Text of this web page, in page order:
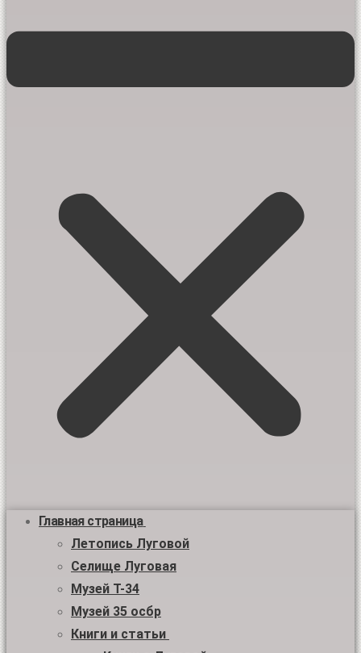
Главная страница
Летопись Луговой
Селище Луговая
Музей Т-34
Музей 35 осбр
Книги и статьи